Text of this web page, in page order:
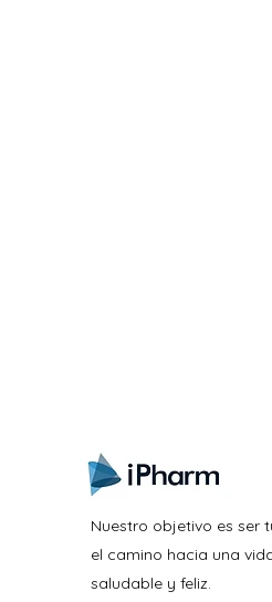
Sign up here to
Nuestro objetivo es ser
el camino hacia una
saludable y feliz.